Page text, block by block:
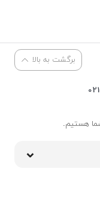
برگشت به بالا